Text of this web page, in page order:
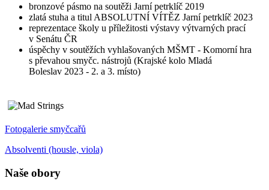
bronzové pásmo na soutěži Jarní petrklíč 2019
zlatá stuha a titul ABSOLUTNÍ VÍTĚZ Jarní petrklíč 2023
reprezentace školy u příležitosti výstavy výtvarných prací
v Senátu ČR
úspěchy v soutěžích vyhlašovaných MŠMT - Komorní hra
s převahou smyčc. nástrojů (Krajské kolo Mladá
Boleslav 2023 - 2. a 3. místo)
Fotogalerie smyčcařů
Absolventi (housle, viola)
Naše obory